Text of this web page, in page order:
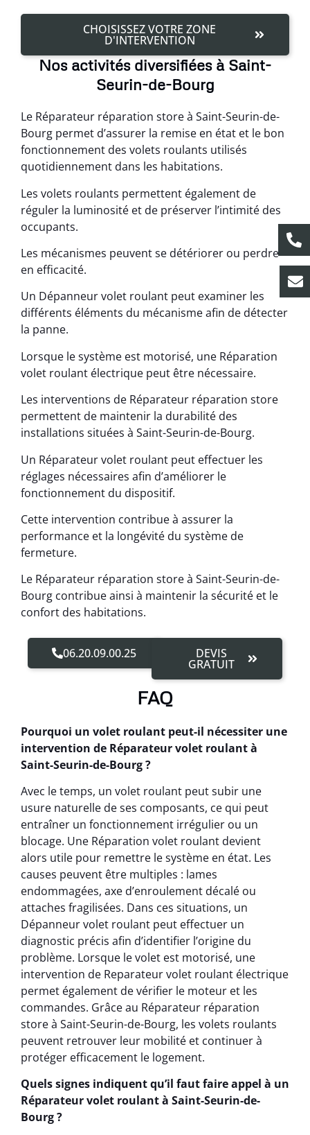
CHOISISSEZ VOTRE ZONE
D'INTERVENTION
Nos activités diversifiées à Saint-
Seurin-de-Bourg
Le Réparateur réparation store à Saint-Seurin-de-
Bourg permet d’assurer la remise en état et le bon
fonctionnement des volets roulants utilisés
quotidiennement dans les habitations.
Les volets roulants permettent également de
réguler la luminosité et de préserver l’intimité des
occupants.
Les mécanismes peuvent se détériorer ou perdre
en efficacité.
Un Dépanneur volet roulant peut examiner les
différents éléments du mécanisme afin de détecter
la panne.
Lorsque le système est motorisé, une Réparation
volet roulant électrique peut être nécessaire.
Les interventions de Réparateur réparation store
permettent de maintenir la durabilité des
installations situées à Saint-Seurin-de-Bourg.
Un Réparateur volet roulant peut effectuer les
réglages nécessaires afin d’améliorer le
fonctionnement du dispositif.
Cette intervention contribue à assurer la
performance et la longévité du système de
fermeture.
Le Réparateur réparation store à Saint-Seurin-de-
Bourg contribue ainsi à maintenir la sécurité et le
confort des habitations.
06.20.09.00.25 DEVIS
GRATUIT
FAQ
Pourquoi un volet roulant peut-il nécessiter une
intervention de Réparateur volet roulant à
Saint-Seurin-de-Bourg ?
Avec le temps, un volet roulant peut subir une
usure naturelle de ses composants, ce qui peut
entraîner un fonctionnement irrégulier ou un
blocage. Une Réparation volet roulant devient
alors utile pour remettre le système en état. Les
causes peuvent être multiples : lames
endommagées, axe d’enroulement décalé ou
attaches fragilisées. Dans ces situations, un
Dépanneur volet roulant peut effectuer un
diagnostic précis afin d’identifier l’origine du
problème. Lorsque le volet est motorisé, une
intervention de Reparateur volet roulant électrique
permet également de vérifier le moteur et les
commandes. Grâce au Réparateur réparation
store à Saint-Seurin-de-Bourg, les volets roulants
peuvent retrouver leur mobilité et continuer à
protéger efficacement le logement.
Quels signes indiquent qu’il faut faire appel à un
Réparateur volet roulant à Saint-Seurin-de-
Bourg ?